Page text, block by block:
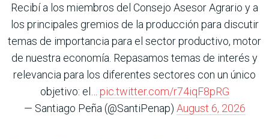
Recibí a los miembros del Consejo Asesor Agrario y a
los principales gremios de la producción para discutir
temas de importancia para el sector productivo, motor
de nuestra economía. Repasamos temas de interés y
relevancia para los diferentes sectores con un único
objetivo: el… pic.twitter.com/r74iqF8pRG
— Santiago Peña (@SantiPenap) August 6, 2026